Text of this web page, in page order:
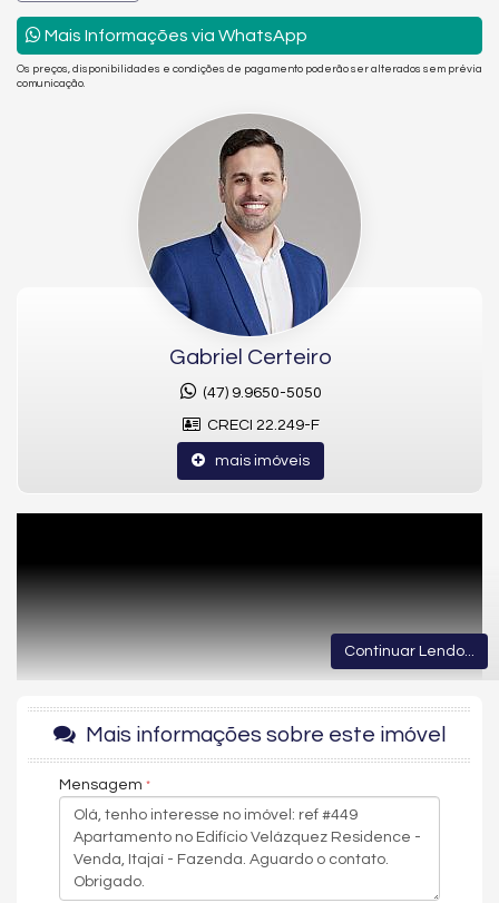
Mais Informações via WhatsApp
Os preços, disponibilidades e condições de pagamento poderão ser alterados sem prévia
comunicação.
Gabriel Certeiro
(47) 9.9650-5050
CRECI 22.249-F
mais imóveis
Continuar Lendo...
Mais informações sobre este imóvel
Mensagem